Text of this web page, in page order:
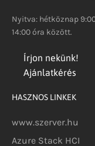
Nyitva: hétköznap
14:00 óra között.
Írjon nekünk!
Ajánlatkérés
HASZNOS LINKEK
www.szerver.hu
Azure Stack HCI